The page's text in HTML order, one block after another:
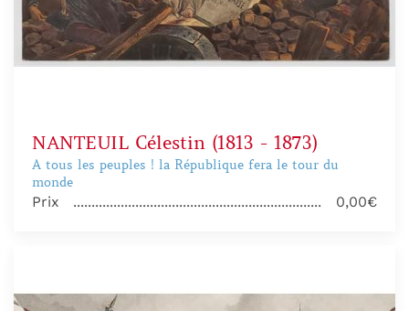
NANTEUIL Célestin (1813 - 1873)
A tous les peuples ! la République fera le tour du
monde
Prix 0,00€